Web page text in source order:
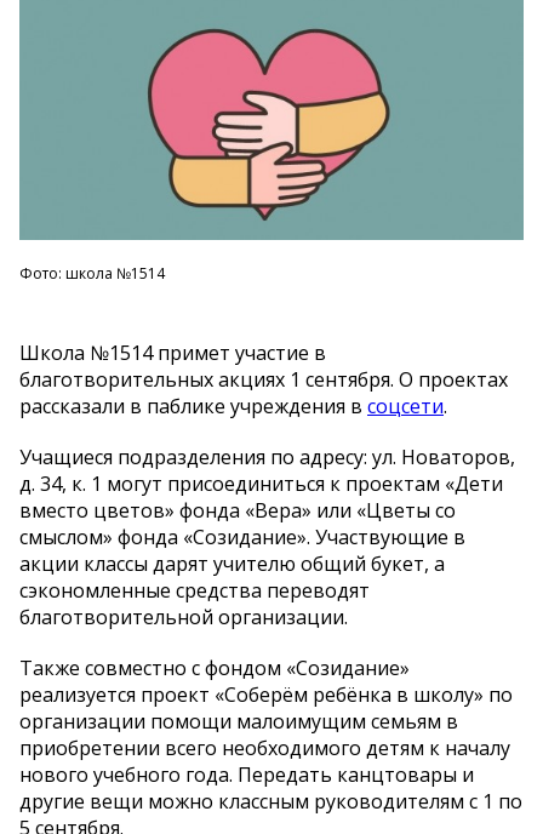
Фото: школа №1514
Школа №1514 примет участие в
благотворительных акциях 1 сентября. О проектах
рассказали в паблике учреждения в соцсети.
Учащиеся подразделения по адресу: ул. Новаторов,
д. 34, к. 1 могут присоединиться к проектам «Дети
вместо цветов» фонда «Вера» или «Цветы со
смыслом» фонда «Созидание». Участвующие в
акции классы дарят учителю общий букет, а
сэкономленные средства переводят
благотворительной организации.
Также совместно с фондом «Созидание»
реализуется проект «Соберём ребёнка в школу» по
организации помощи малоимущим семьям в
приобретении всего необходимого детям к началу
нового учебного года. Передать канцтовары и
другие вещи можно классным руководителям с 1 по
5 сентября.